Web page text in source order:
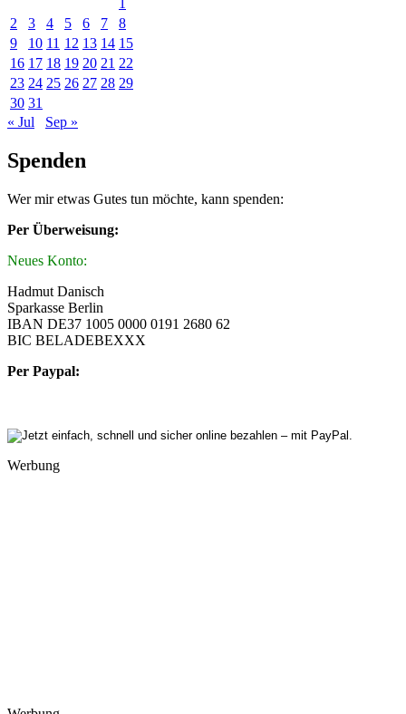
1
2
3 4 5 6 7
8
9
10 11 12 13 14 15
16 17 18 19 20 21 22
23 24 25 26 27 28 29
30 31
« Jul
Sep »
Spenden
Wer mir etwas Gutes tun möchte, kann spenden:
Per Überweisung:
Neues Konto:
Hadmut Danisch
Sparkasse Berlin
IBAN DE37 1005 0000 0191 2680 62
BIC BELADEBEXXX
Per Paypal:
Werbung